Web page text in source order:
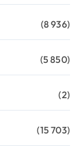
(8 936)
(5 850)
(2)
(15 703)